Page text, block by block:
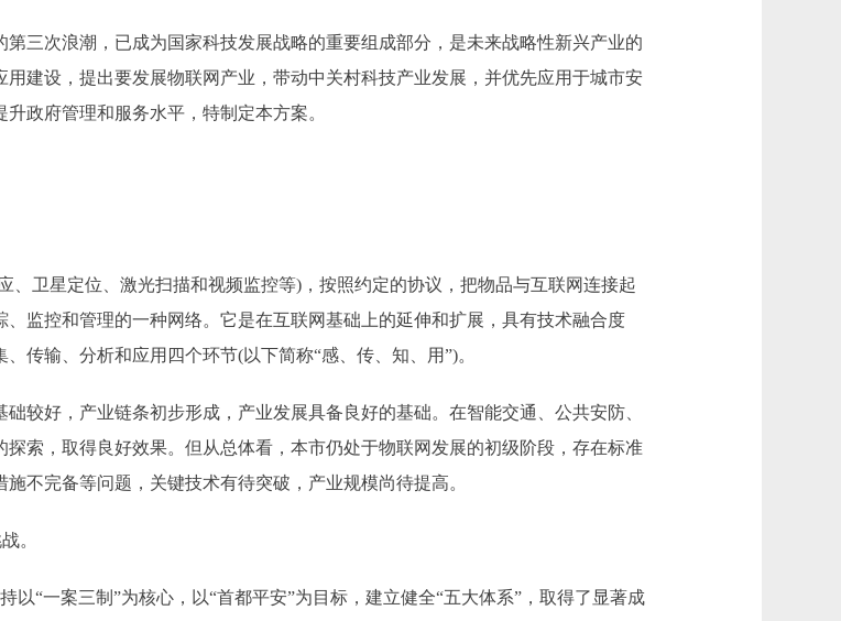
次浪潮，已成为国家科技发展战略的重要组成部分，是未来战略性新兴产业的
建设，提出要发展物联网产业，带动中关村科技产业发展，并优先应用于城市安
政府管理和服务水平，特制定本方案。
卫星定位、激光扫描和视频监控等)，按照约定的协议，把物品与互联网连接起
监控和管理的一种网络。它是在互联网基础上的延伸和扩展，具有技术融合度
传输、分析和应用四个环节(以下简称“感、传、知、用”)。
好，产业链条初步形成，产业发展具备良好的基础。在智能交通、公共安防、
索，取得良好效果。但从总体看，本市仍处于物联网发展的初级阶段，存在标准
不完备等问题，关键技术有待突破，产业规模尚待提高。
。
“一案三制”为核心，以“首都平安”为目标，建立健全“五大体系”，取得了显著成